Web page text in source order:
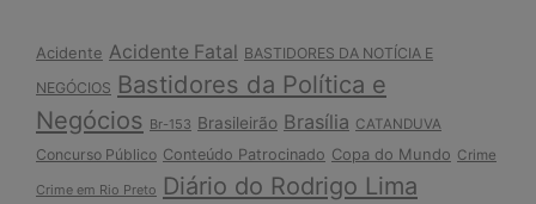
Acidente Acidente Fatal BASTIDORES DA NOTÍCIA E
NEGÓCIOS Bastidores da Política e
Negócios Br-153 Brasileirão Brasília CATANDUVA
Concurso Público Conteúdo Patrocinado Copa do Mundo Crime
Crime em Rio Preto Diário do Rodrigo Lima